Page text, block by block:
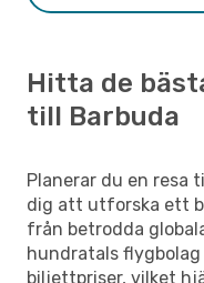
Hitta de
till Barbuda
Planerar du en resa
dig att utforska ett
från betrodda
hundratals
biljettpriser, vilket